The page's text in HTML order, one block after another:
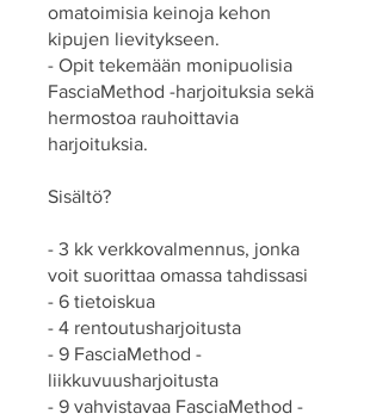
omatoimisia keinoja kehon
kipujen lievitykseen.
- Opit tekemään monipuolisia
FasciaMethod -harjoituksia sekä
hermostoa rauhoittavia
harjoituksia.
Sisältö?
- 3 kk verkkovalmennus, jonka
voit suorittaa omassa tahdissasi
- 6 tietoiskua
- 4 rentoutusharjoitusta
- 9 FasciaMethod -
liikkuvuusharjoitusta
- 9 vahvistavaa FasciaMethod -